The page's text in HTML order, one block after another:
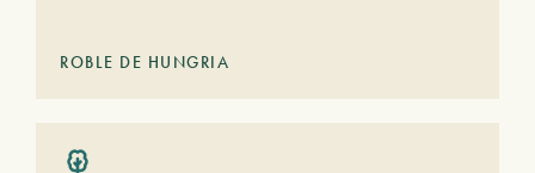
ROBLE DE HUNGRIA